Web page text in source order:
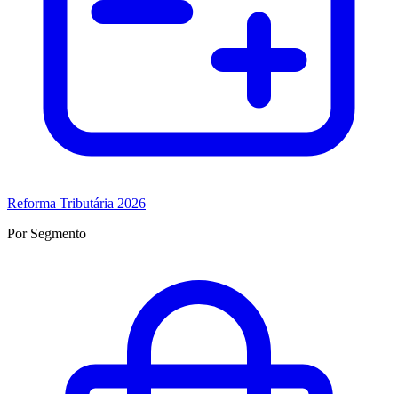
Reforma Tributária 2026
Por Segmento